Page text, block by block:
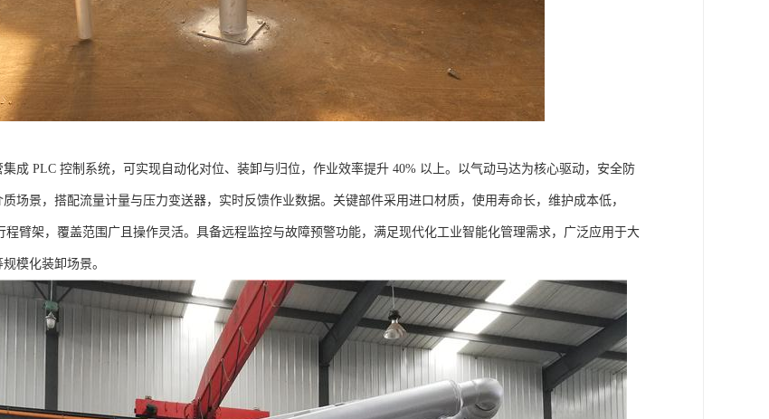
成 PLC 控制系统，可实现自动化对位、装卸与归位，作业效率提升 40% 以上。以气动马达为核心驱动，安全防
场景，搭配流量计量与压力变送器，实时反馈作业数据。关键部件采用进口材质，使用寿命长，维护成本低，
程臂架，覆盖范围广且操作灵活。具备远程监控与故障预警功能，满足现代化工业智能化管理需求，广泛应用于大
模化装卸场景。